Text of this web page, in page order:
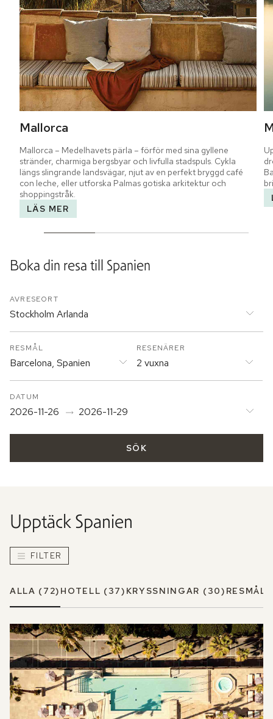
Mallorca
Mallorca – Medelhavets pärla – förför med sina gyllene
stränder, charmiga bergsbyar och livfulla stadspuls. Cykla
längs slingrande landsvägar, njut av en perfekt bryggd café
con leche, eller utforska Palmas gotiska arkitektur och
shoppingstråk.
LÄS MER
Boka din resa till Spanien
AVRESEORT
Stockholm Arlanda
RESMÅL
Barcelona, Spanien
DATUM
2026-11-26 2026-11-29
RESENÄRER
2 vuxna
SÖK
UpptäckSpanien
FILTER
ALLA (72) HOTELL (37) KRYSSNINGAR (30) RESMÅL